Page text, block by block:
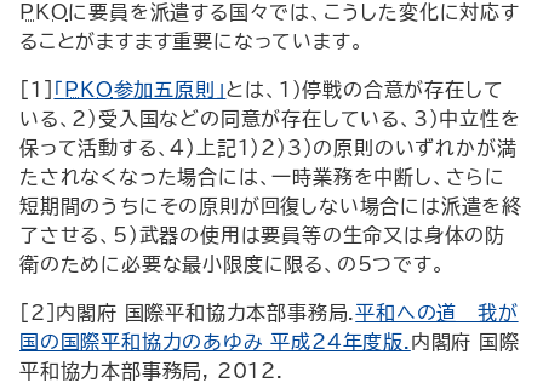
PKOに要員を派遣する国々では、こうした変化に対応す
ることがますます重要になっています。
[1] 「 PKO参加五原則」とは、1)停戦の合意が存在して
いる、2)受入国などの同意が存在している、3)中立性を
保って活動する、4)上記1)2)3)の原則のいずれかが満
たされなくなった場合には、一時業務を中断し、さらに
短期間のうちにその原則が回復しない場合には派遣を終
了させる、5)武器の使用は要員等の生命又は身体の防
衛のために必要な最小限度に限る、の5つです。
[2]内閣府 国際平和協力本部事務局.平和への道―我が
国の国際平和協力のあゆみ 平成24年度版.内閣府 国際
平和協力本部事務局, 2012.